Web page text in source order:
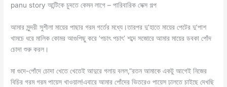
panu story আন্টিকে চুদতে কেমন লাগে – পারিবারিক সেক্স গল্প
আমার সুন্দরী সুশীলা মায়ের পাছার গরম গর্তের মধ্যে।তারপর দু’হাতে মায়ের পেটের দু’পাশ
খামচে ধরে মালিক কোমর আগুপিছু করে ‘পচাৎ পচাৎ’ শব্দে সজোরে আমার মায়ের ডবকা পোঁদ
চোদা শুরু করল।
মা গুদে-পোঁদে চোদা খেতে খেতেই আদুরে গলায় বলল,”রতন আমাকে একটু আগেই নিজের
বিচির গরম গরম পায়েস খাওয়াল!এবারে আমার পোঁদের ভিতরেও পায়েস ঢালতে চাইছে দেখছি